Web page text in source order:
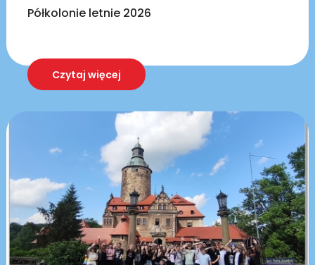
Półkolonie letnie 2026
Czytaj więcej